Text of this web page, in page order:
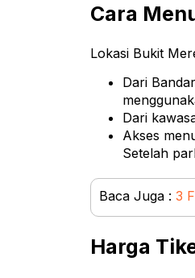
Cara
Lokasi Bukit
Dari
Dari
Akses
Setelah
Baca Juga : 3
Harga